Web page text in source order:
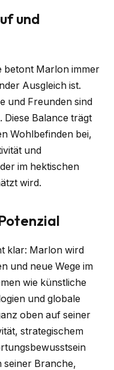
und
betont Marlon immer
Ausgleich ist.
und Freunden sind
Diese Balance trägt
Wohlbefinden bei,
und
im hektischen
wird.
klar: Marlon wird
und neue Wege im
wie künstliche
und globale
oben auf seiner
strategischem
seiner Branche,